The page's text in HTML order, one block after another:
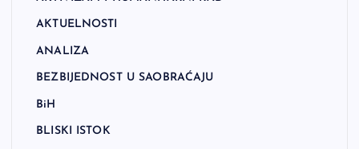
AKTUELNOSTI
ANALIZA
BEZBIJEDNOST U SAOBRAĆAJU
BiH
BLISKI ISTOK